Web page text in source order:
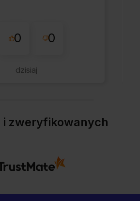
0 0
dzisiaj
zweryfikowanych